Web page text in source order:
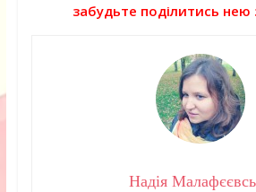
забудьте поділитись нею
Надія